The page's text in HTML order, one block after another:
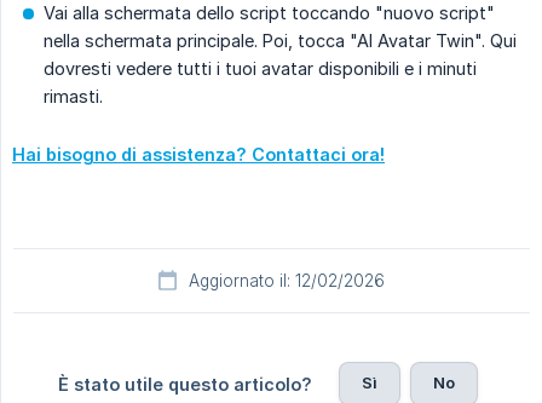
Vai alla schermata dello script toccando "nuovo script"
nella schermata principale. Poi, tocca "AI Avatar Twin". Qui
dovresti vedere tutti i tuoi avatar disponibili e i minuti
rimasti.
Hai bisogno di assistenza? Contattaci ora!
Aggiornato il: 12/02/2026
È stato utile questo articolo? Sì No